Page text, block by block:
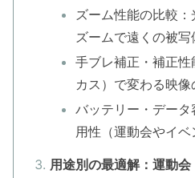
ズーム性能の比較
ズームで遠くの被
手ブレ補正・補正
カス）で変わる映像
バッテリー・デー
用性（運動会やイベ
用途別の最適解：運動